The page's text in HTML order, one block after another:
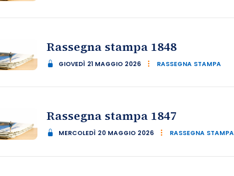
Rassegna stampa 1848
GIOVEDÌ 21 MAGGIO 2026 RASSEGNA STAMPA
Rassegna stampa 1847
MERCOLEDÌ 20 MAGGIO 2026 RASSEGNA STAMPA